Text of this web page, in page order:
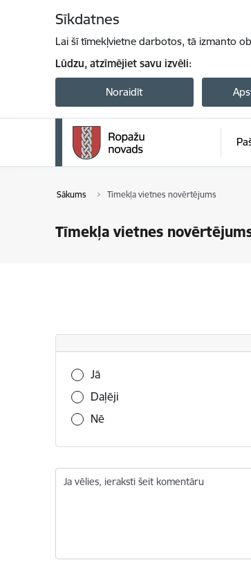
Sīkdatnes
Lai šī tīmekļvietne darbotos, tā izmanto
Lūdzu, atzīmējiet savu izvēli:
Noraidīt
Sākums Tīmekļa vietnes novērtējums
Tīmekļa vietnes
Vai šī informācija bija noderīga?
Jā
Daļēji
Nē
Ja vēlies, ieraksti šeit komentāru